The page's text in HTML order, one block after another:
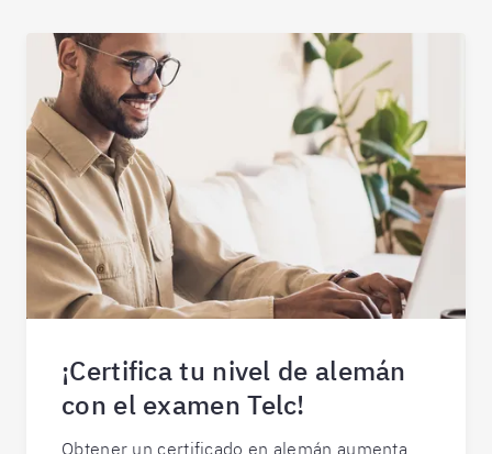
¡Certifica tu nivel de alemán
con el examen Telc!
Obtener un certificado en alemán aumenta